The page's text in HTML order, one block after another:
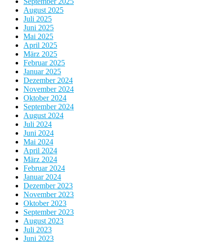
August 2025
Juli 2025
Juni 2025
Mai 2025
April 2025
März 2025
Februar 2025
Januar 2025
Dezember 2024
November 2024
Oktober 2024
September 2024
August 2024
Juli 2024
Juni 2024
Mai 2024
April 2024
März 2024
Februar 2024
Januar 2024
Dezember 2023
November 2023
Oktober 2023
September 2023
August 2023
Juli 2023
Juni 2023